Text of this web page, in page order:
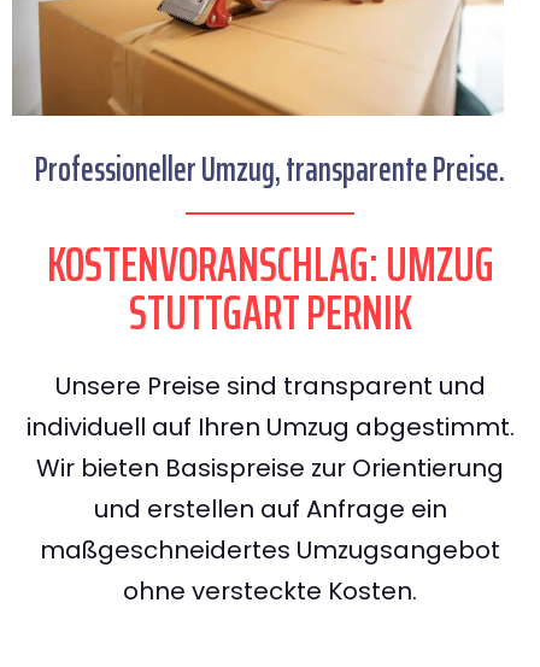
Professioneller Umzug, transparente Preise.
KOSTENVORANSCHLAG: UMZUG
STUTTGART PERNIK
Unsere Preise sind transparent und
individuell auf Ihren Umzug abgestimmt.
Wir bieten Basispreise zur Orientierung
und erstellen auf Anfrage ein
maßgeschneidertes Umzugsangebot
ohne versteckte Kosten.